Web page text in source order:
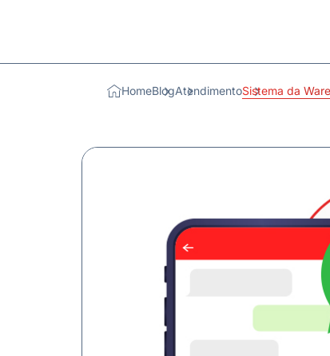
HomeBlogAtendimentoSistema da